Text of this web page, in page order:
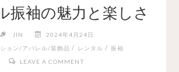
振袖の魅力と楽しさ
JIN
2024年4月24日
ョン/アパレル/装飾品 / レンタル / 振袖
LEAVE A COMMENT